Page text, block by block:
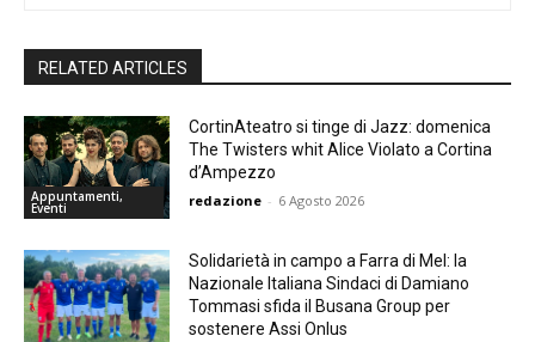
RELATED ARTICLES
Appuntamenti,
Eventi
CortinAteatro si tinge di Jazz: domenica
The Twisters whit Alice Violato a Cortina
d’Ampezzo
redazione - 6 Agosto 2026
Solidarietà in campo a Farra di Mel: la
Nazionale Italiana Sindaci di Damiano
Tommasi sfida il Busana Group per
sostenere Assi Onlus